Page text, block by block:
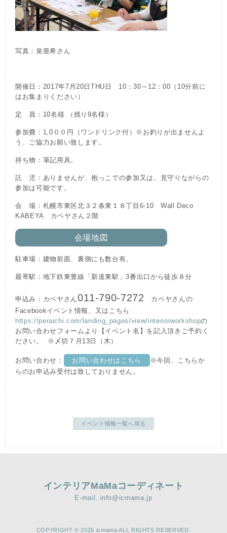
写真：泉亜希さん
開催日：2017年7月20日THU日 10：30～12：00（10分前に
はお集まりください）
定 員：10名様 （残り9名様）
参加費：1,0００円（ワンドリンク付）※お釣りが出ませんよ
う、ご協力お願い致します。
持ち物：筆記用具。
託 児：ありませんが、抱っこでの参加又は、見守りながらの
参加は可能です。
会 場：札幌市東区北３２条東１８丁目6-10 Wall Deco
KABEYA カベヤさん２階
会場地図
駐車場：建物前面、裏側にも数台有。
最寄駅：地下鉄東豊線「新道東駅」3番出口から徒歩８分
申込み：カベヤさん011-790-7272
カベヤさんの
Facebookイベント情報、又はこちら
https://peraichi.com/landing_pages/view/interiorworkshopの
お問い合わせフォームより【イベント名】を記入頂きご予約く
ださい。 ※〆切７月13日（木）
お問い合わせ： お問い合わせはこちら
※今回、こちらか
らのお申込み受付は致しておりません。
イベント情報一覧へ戻る
インテリアMaMaコーディネート
E-mail. info@icmama.jp
COPYRIGHT © 2026 icmama ALL RIGHTS RESERVED.